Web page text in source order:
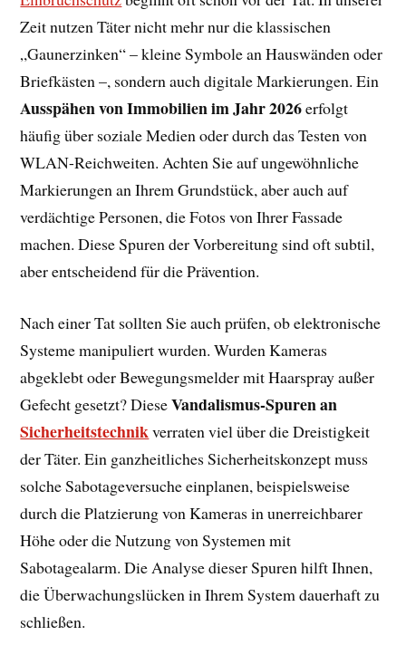
Zeit nutzen Täter nicht mehr nur die klassischen
„Gaunerzinken“ – kleine Symbole an Hauswänden oder
Briefkästen –, sondern auch digitale Markierungen. Ein
Ausspähen von Immobilien im Jahr 2026erfolgt
häufig über soziale Medien oder durch das Testen von
WLAN-Reichweiten. Achten Sie auf ungewöhnliche
Markierungen an Ihrem Grundstück, aber auch auf
verdächtige Personen, die Fotos von Ihrer Fassade
machen. Diese Spuren der Vorbereitung sind oft subtil,
aber entscheidend für die Prävention.
Nach einer Tat sollten Sie auch prüfen, ob elektronische
Systeme manipuliert wurden. Wurden Kameras
abgeklebt oder Bewegungsmelder mit Haarspray außer
Gefecht gesetzt? DieseVandalismus-Spuren an
Sicherheitstechnikverraten viel über die Dreistigkeit
der Täter. Ein ganzheitliches Sicherheitskonzept muss
solche Sabotageversuche einplanen, beispielsweise
durch die Platzierung von Kameras in unerreichbarer
Höhe oder die Nutzung von Systemen mit
Sabotagealarm. Die Analyse dieser Spuren hilft Ihnen,
die Überwachungslücken in Ihrem System dauerhaft zu
schließen.